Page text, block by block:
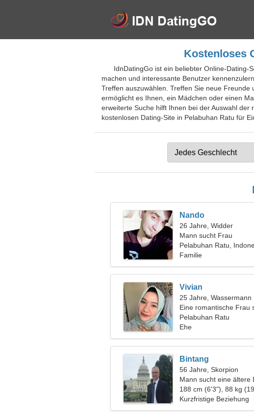
Kostenloses
IdnDatingGo ist ein beliebter Online-Dating-
machen und interessante Benutzer
Treffen auszuwählen. Treffen Sie neue
ermöglicht es Ihnen, ein Mädchen oder einen
erweiterte Suche hilft Ihnen bei der Auswahl
kostenlosen Dating-Site in Pelabuhan Ratu für
Nando
26 Jahre, Widder
Mann sucht Frau
Pelabuhan Ratu,
Familie
Vivian
25 Jahre, Wassermann
Eine romantische Frau
Beziehung
Pelabuhan Ratu
Ehe
Bintang
56 Jahre, Skorpion
Mann sucht eine ältere
188 cm (6'3"), 88 kg
Kurzfristige Beziehung